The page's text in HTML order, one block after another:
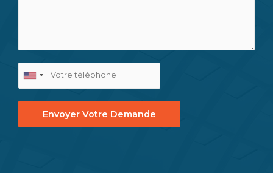
Envoyer Votre Demande